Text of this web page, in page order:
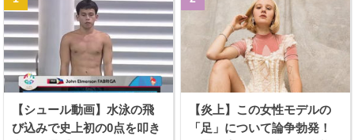
【シュール動画】水泳の飛
び込みで史上初の0点を叩き
【炎上】この女性モデルの
「足」について論争勃発！